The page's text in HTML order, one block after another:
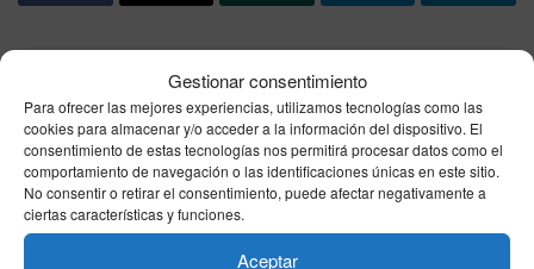
Gestionar consentimiento
Para ofrecer las mejores experiencias, utilizamos tecnologías como las
cookies para almacenar y/o acceder a la información del dispositivo. El
consentimiento de estas tecnologías nos permitirá procesar datos como el
comportamiento de navegación o las identificaciones únicas en este sitio.
No consentir o retirar el consentimiento, puede afectar negativamente a
ciertas características y funciones.
Aceptar
Noticia anterior
El tiempo en Ceuta este viernes 8 de mayo: AEMET
marca nuboso, 20°C de máxima y viento del Este
Siguiente noticia
‘La Promesa’, avance del viernes 8 de mayo: Pía